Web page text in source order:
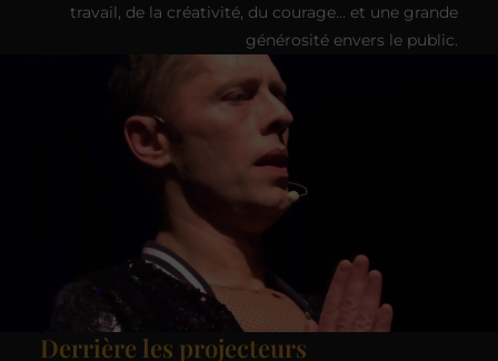
travail, de la créativité, du courage… et une grande
générosité envers le public.
Derrière les projecteurs